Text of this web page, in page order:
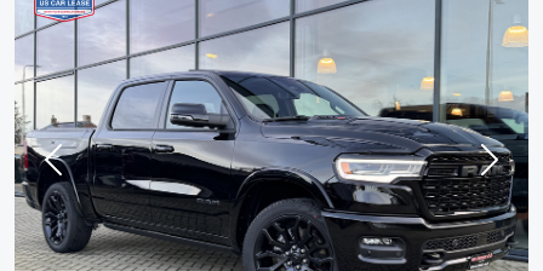
Previous Next